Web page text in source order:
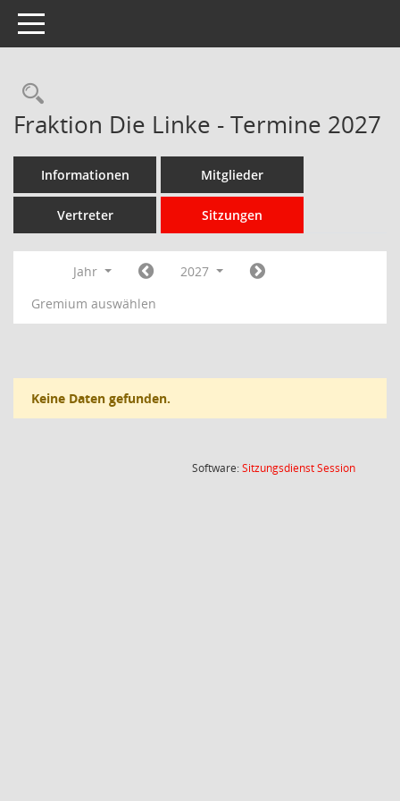
Toggle navigation
Rechercheauswahl
Fraktion Die Linke - Termine 2027
Informationen Mitglieder
Vertreter Sitzungen
Jahr
2027
Gremium auswählen
Keine Daten gefunden.
Software:SitzungsdienstSession(Wird in